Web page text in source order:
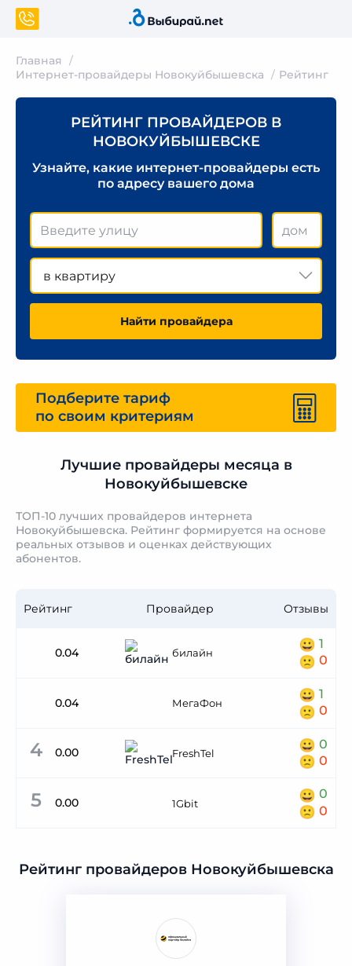
Главная
Интернет-провайдеры Новокуйбышевска
Рейтинг
РЕЙТИНГ ПРОВАЙДЕРОВ В
НОВОКУЙБЫШЕВСКЕ
Узнайте, какие интернет-провайдеры есть
по адресу вашего дома
в квартиру
Найти провайдера
Подберите тариф
по своим критериям
Лучшие провайдеры месяца в
Новокуйбышевске
ТОП-10 лучших провайдеров интернета
Новокуйбышевска. Рейтинг формируется на основе
реальных отзывов и оценках действующих
абонентов.
Рейтинг Провайдер Отзывы
0.04 билайн
1
0
0.04 МегаФон
1
0
4 0.00 FreshTel
0
0
5 0.00 1Gbit
0
0
Рейтинг провайдеров Новокуйбышевска